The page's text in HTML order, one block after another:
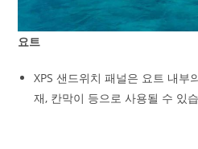
요트
XPS 샌드위치 패널은 요트 내부
재, 칸막이 등으로 사용될 수 있